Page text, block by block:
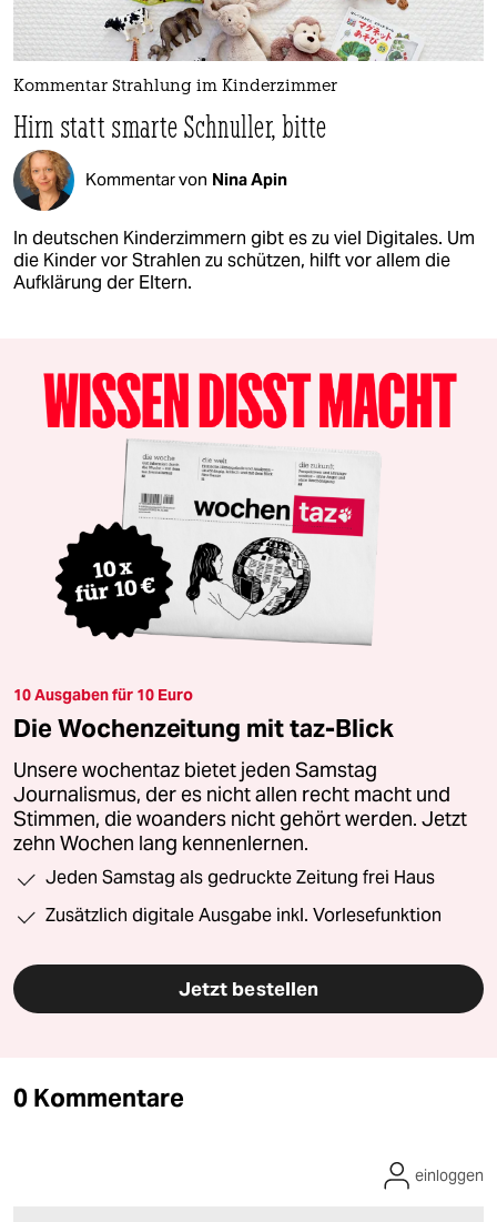
Kommentar Strahlung im Kinderzimmer
Hirn statt smarte Schnuller, bitte
Kommentar von Nina Apin
In deutschen Kinderzimmern gibt es zu viel Digitales. Um
die Kinder vor Strahlen zu schützen, hilft vor allem die
Aufklärung der Eltern.
10 Ausgaben für 10 Euro
Die Wochenzeitung mit taz-Blick
Unsere wochentaz bietet jeden Samstag
Journalismus, der es nicht allen recht macht und
Stimmen, die woanders nicht gehört werden. Jetzt
zehn Wochen lang kennenlernen.
Jeden Samstag als gedruckte Zeitung frei Haus
Zusätzlich digitale Ausgabe inkl. Vorlesefunktion
Jetzt bestellen
0 Kommentare
einloggen